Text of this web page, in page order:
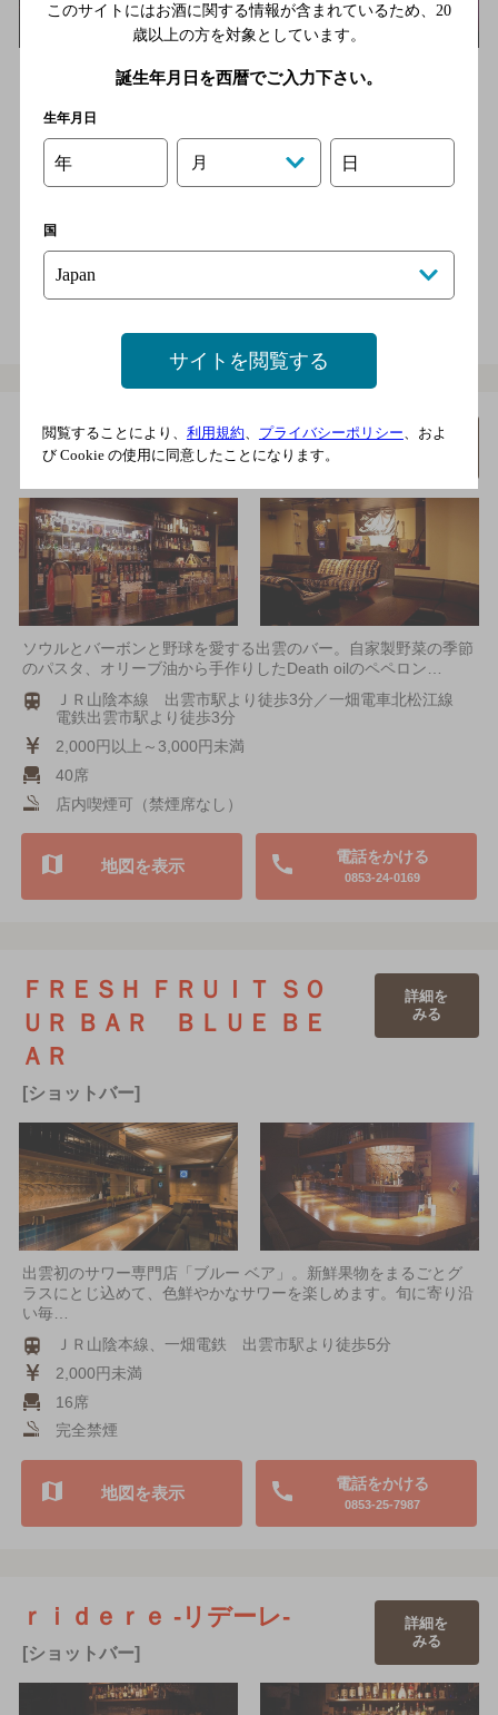
島根県出雲市駅から続く大通り交差点角にある「ｃｏｆｆｅe
＆ ｃｏｃｋｔａｉｌ Ｃｕｌｔｕｒｅ」。コーヒーと自家製ス
イー…
ＪＲ山陰本線 出雲市駅徒歩3分／一畑電車北松江線 電鉄
出雲市駅徒歩3分
2,000円以上～3,000円未満
電話をかける
Bar Soul
[ソウルバー]
詳細を
ソウルとバーボンと野球を愛する出雲のバー。自家製野菜の季節
のパスタ、オリーブ油から手作りしたDeath oilのペペロン…
ＪＲ山陰本線 出雲市駅より徒歩3分／一畑電車北松江線
電鉄出雲市駅より徒歩3分
2,000円以上～3,000円未満
40席
店内喫煙可（禁煙席なし）
電話をかける
0853-24-0169
地図を表示
ＦＲＥＳＨ ＦＲＵＩＴ ＳＯ
ＵＲ ＢＡＲ ＢＬＵＥ ＢＥ
ＡＲ
[ショットバー]
詳細を
みる
出雲初のサワー専門店「ブルー ベア」。新鮮果物をまるごとグ
ラスにとじ込めて、色鮮やかなサワーを楽しめます。旬に寄り沿
い毎…
ＪＲ山陰本線、一畑電鉄 出雲市駅より徒歩5分
2,000円未満
16席
完全禁煙
電話をかける
0853-25-7987
地図を表示
ｒｉｄｅｒｅ -リデーレ-
[ショットバー]
詳細を
みる
このサイトにはお酒に関する情報が含まれているため、 20
歳以上の方を対象としています。
誕生年月日を西暦でご入力下さい。
生年月日
年 月 日
国
サイトを閲覧する
閲覧することにより、 利用規約、 プライバシーポリシー、およ
び Cookie の使用に同意したことになります。